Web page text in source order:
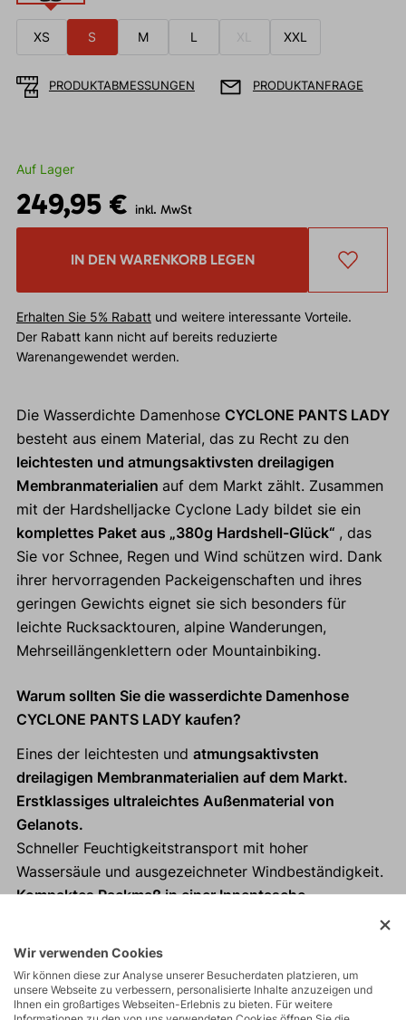
XS S M L XL XXL
PRODUKTABMESSUNGEN PRODUKTANFRAGE
Auf Lager
249,95 € inkl. MwSt
IN DEN WARENKORB LEGEN
Erhalten Sie 5% Rabattund weitere interessante Vorteile.
Der Rabatt kann nicht auf bereits reduzierte
Warenangewendet werden.
Die Wasserdichte Damenhose CYCLONE PANTS LADY
besteht aus einem Material, das zu Recht zu den
leichtesten und atmungsaktivsten dreilagigen
Membranmaterialien auf dem Markt zählt. Zusammen
mit der Hardshelljacke Cyclone Lady bildet sie ein
komplettes Paket aus „380g Hardshell-Glück“ , das
Sie vor Schnee, Regen und Wind schützen wird. Dank
ihrer hervorragenden Packeigenschaften und ihres
geringen Gewichts eignet sie sich besonders für
leichte Rucksacktouren, alpine Wanderungen,
Mehrseillängenklettern oder Mountainbiking.
Warum sollten Sie die wasserdichte Damenhose
CYCLONE PANTS LADY kaufen?
Eines der leichtesten und atmungsaktivsten
dreilagigen Membranmaterialien auf dem Markt.
Erstklassiges ultraleichtes Außenmaterial von
Gelanots.
Schneller Feuchtigkeitstransport mit hoher
Wassersäule und ausgezeichneter Windbeständigkeit.
Kompaktes Packmaß in einer Innentasche,
Reflektierende Elemente sorgen für Sichtbarkeit und
Sicherheit bei Dunkelheit und Nässe.
Wir verwenden Cookies
Wir können diese zur Analyse unserer Besucherdaten platzieren, um
unsere Webseite zu verbessern, personalisierte Inhalte anzuzeigen und
Ihnen ein großartiges Webseiten-Erlebnis zu bieten. Für weitere